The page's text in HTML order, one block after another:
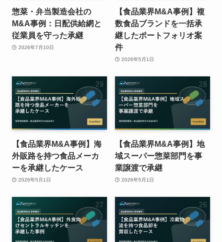
惣菜・弁当製造会社の
M&A事例：日配供給網と
従業員を守った承継
2026年7月10日
【食品業界M&A事例】複
数食品ブランドを一括承
継したポートフォリオ案
件
2026年5月1日
【食品業界M&A事例】海
外販路を持つ食品メーカ
ーを承継したケース
2026年5月1日
【食品業界M&A事例】地
域スーパー惣菜部門を事
業譲渡で承継
2026年5月1日